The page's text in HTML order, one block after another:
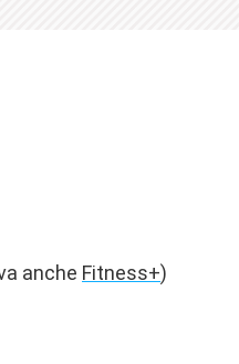
anche Fitness+)